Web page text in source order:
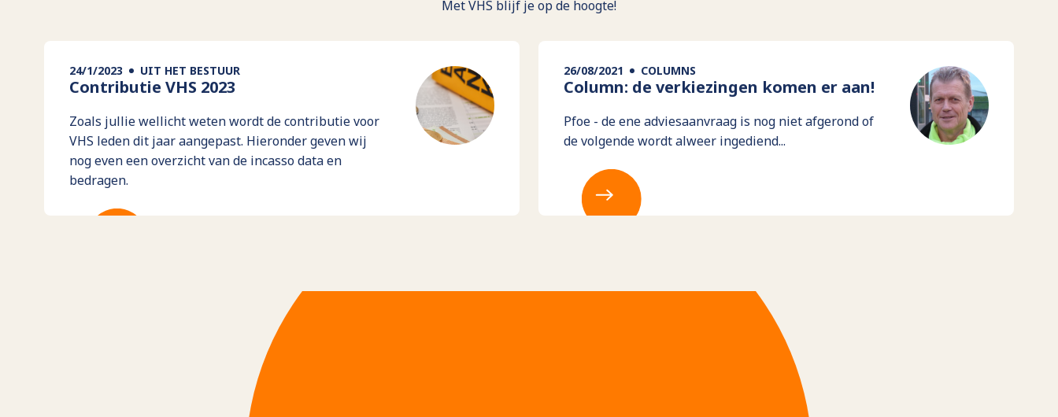
Met VHS blijf je op de hoogte!
24/1/2023 UIT HET BESTUUR
Contributie VHS 2023
Zoals jullie wellicht weten wordt de contributie voor
VHS leden dit jaar aangepast. Hieronder geven wij
nog even een overzicht van de incasso data en
bedragen.
26/08/2021 COLUMNS
Column: de verkiezingen komen er aan!
Pfoe - de ene adviesaanvraag is nog niet afgerond of
de volgende wordt alweer ingediend...